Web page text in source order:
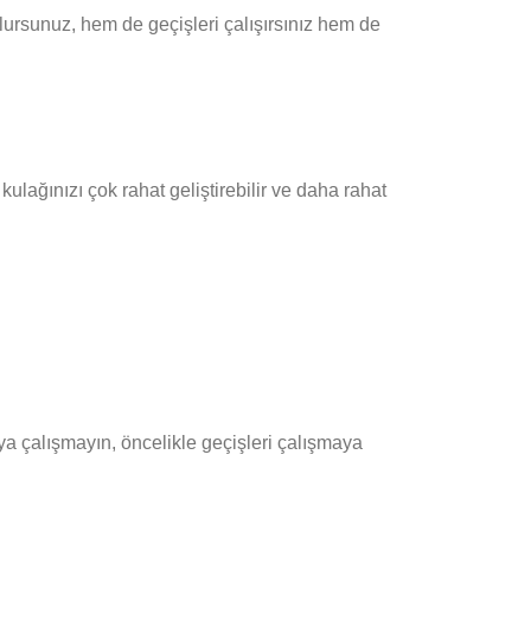
hem de geçişleri çalışırsınız hem de
çok rahat geliştirebilir ve daha rahat
çalışmayın, öncelikle geçişleri çalışmaya